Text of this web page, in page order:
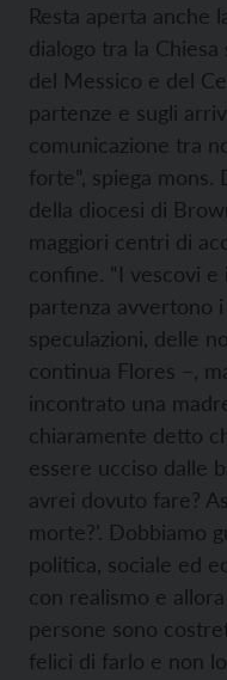
Resta aperta anche
dialogo tra la
del Messico e del
partenze e sugli
comunicazione tra
forte”, spiega mons.
della diocesi di
maggiori centri di
confine. “I vescovi
partenza avvertono
speculazioni, delle
continua Flores –,
incontrato una
chiaramente detto
essere ucciso dalle
avrei dovuto fare?
morte?’. Dobbiamo
politica, sociale ed
con realismo e
persone sono
felici di farlo e non